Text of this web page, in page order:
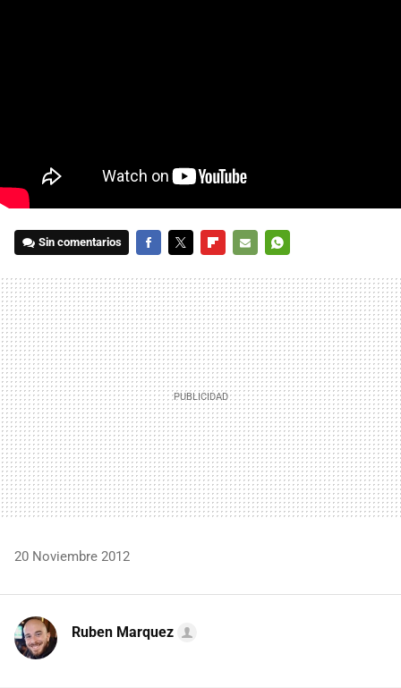
Sin comentarios
MAIL
20 Noviembre 2012
Ruben Marquez